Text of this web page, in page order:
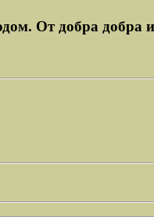
От добра добра